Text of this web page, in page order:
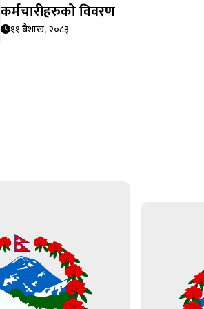
कर्मचारीहरुको विवरण
११ बैशाख, २०८३